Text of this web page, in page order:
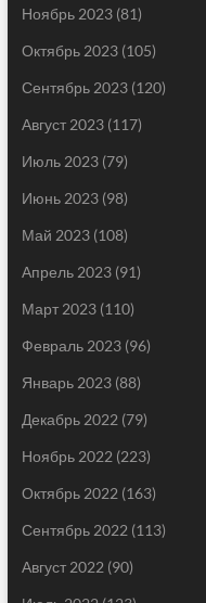
Ноябрь 2023(81)
Октябрь 2023(105)
Сентябрь 2023(120)
Август 2023(117)
Июль 2023(79)
Июнь 2023(98)
Май 2023(108)
Апрель 2023(91)
Март 2023(110)
Февраль 2023(96)
Январь 2023(88)
Декабрь 2022 (79)
Ноябрь 2022 (223)
Октябрь 2022 (163)
Сентябрь 2022 (113)
Август 2022 (90)